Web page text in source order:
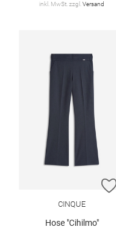
inkl. MwSt. zzgl.Versand
CINQUE
Hose "Cihilmo"